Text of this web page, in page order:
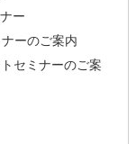
ー
ーのご案内
セミナーのご案